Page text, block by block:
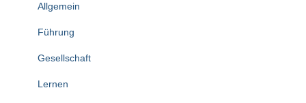
Allgemein
Führung
Gesellschaft
Lernen